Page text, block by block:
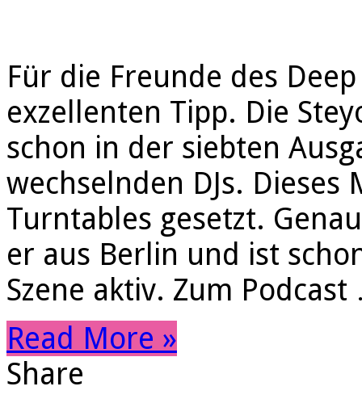
Für die Freunde des
exzellenten Tipp. Die
schon in der siebten
wechselnden DJs.
Turntables gesetzt.
er aus Berlin und ist
Szene aktiv. Zum
Read More »
Share